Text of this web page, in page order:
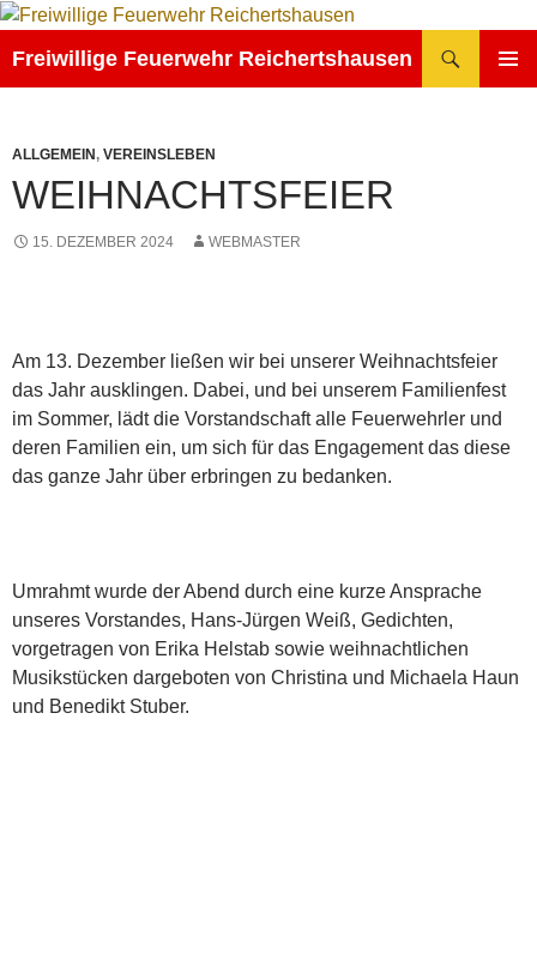
Zum
springen
Freiwillige Feuerwehr Reichertshausen
ALLGEMEIN, VEREINSLEBEN
WEIHNACHTSFEIER
15. DEZEMBER 2024 WEBMASTER
Am 13. Dezember ließen wir bei unserer Weihnachtsfeier
das Jahr ausklingen. Dabei, und bei unserem Familienfest
im Sommer, lädt die Vorstandschaft alle Feuerwehrler und
deren Familien ein, um sich für das Engagement das diese
das ganze Jahr über erbringen zu bedanken.
Umrahmt wurde der Abend durch eine kurze Ansprache
unseres Vorstandes, Hans-Jürgen Weiß, Gedichten,
vorgetragen von Erika Helstab sowie weihnachtlichen
Musikstücken dargeboten von Christina und Michaela Haun
und Benedikt Stuber.